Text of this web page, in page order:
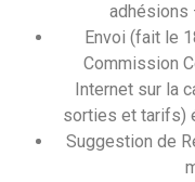
adhésions
Envoi (fait le
Commission
Internet sur la
sorties et tarifs)
Suggestion de